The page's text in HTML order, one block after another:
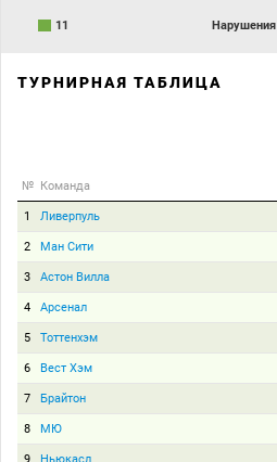
11 Нарушения
ТУРНИРНАЯ ТАБЛИЦА
№ Команда
1 Ливерпуль
2 Ман Сити
3 Астон Вилла
4 Арсенал
5 Тоттенхэм
6 Вест Хэм
7 Брайтон
8 МЮ
9 Ньюкасл